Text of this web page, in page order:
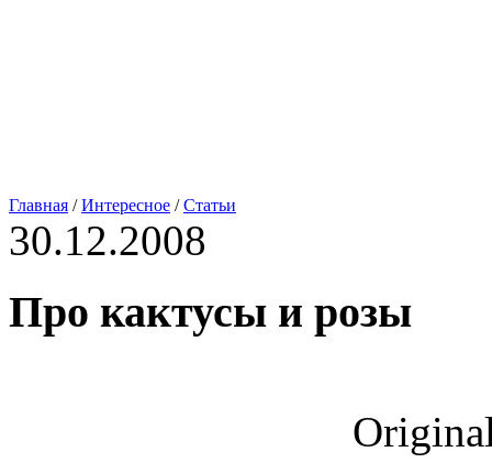
Главная /Интересное /Статьи
30.12.2008
Про кактусы и розы